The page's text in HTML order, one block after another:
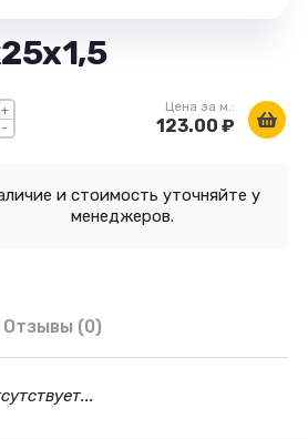
-
+ Цена за м.:
123.00 ₽
и стоимость уточняйте у
менеджеров.
Отзывы (0)